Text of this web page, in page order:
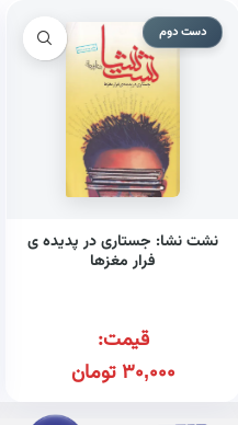
دست دوم
نشت نشا: جستاری در پدیده ی
فرار مغزها
قیمت:
30,000تومان